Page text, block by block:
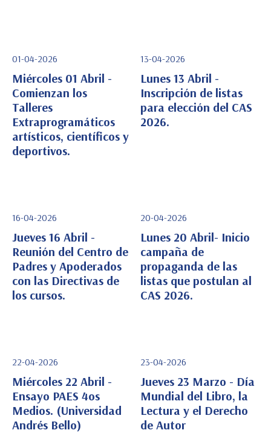
Ver Detalle
01-04-2026
Miércoles 01 Abril -
Comienzan los
Talleres
Extraprogramáticos
artísticos, científicos y
deportivos.
Ver Detalle
13-04-2026
Lunes 13 Abril -
Inscripción de listas
para elección del CAS
2026.
Ver Detalle
16-04-2026
Jueves 16 Abril -
Reunión del Centro de
Padres y Apoderados
con las Directivas de
los cursos.
Ver Detalle
20-04-2026
Lunes 20 Abril- Inicio
campaña de
propaganda de las
listas que postulan al
CAS 2026.
Ver Detalle
22-04-2026
Miércoles 22 Abril -
Ensayo PAES 4os
Medios. (Universidad
Andrés Bello)
Ver Detalle
23-04-2026
Jueves 23 Marzo - Día
Mundial del Libro, la
Lectura y el Derecho
de Autor